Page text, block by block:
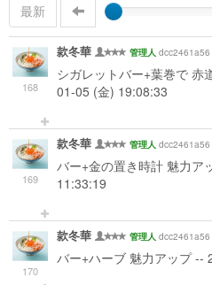
最新
168
款冬華 管理人 dcc2461a56
シガレットバー+葉巻で 赤
01-05 (金) 19:08:33
169
款冬華 管理人 dcc2461a56
バー+金の置き時計 魅力ア
11:33:19
170
款冬華 管理人 dcc2461a56
バー+ハーブ 魅力アップ